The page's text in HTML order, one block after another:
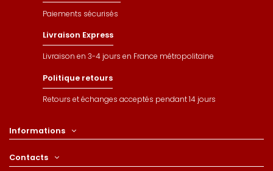
Paiements sécurisés
Livraison Express
Livraison en 3-4 jours en France métropolitaine
Politique retours
Retours et échanges acceptés pendant 14 jours
Informations
Contacts